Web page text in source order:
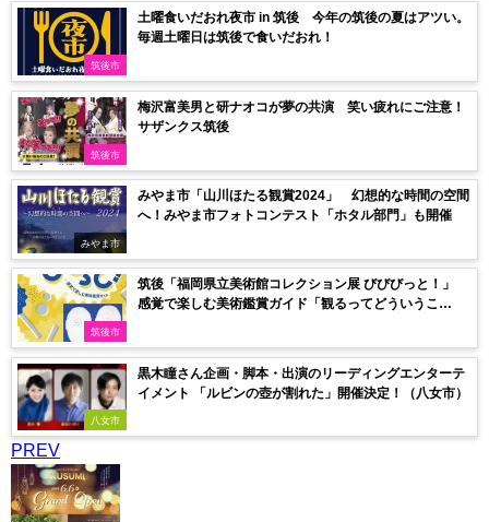
筑後市
土曜食いだおれ夜市 in 筑後 今年の筑後の夏はアツい。
毎週土曜日は筑後で食いだおれ！
筑後市
梅沢富美男と研ナオコが夢の共演 笑い疲れにご注意！
サザンクス筑後
みやま市
みやま市「山川ほたる観賞2024」 幻想的な時間の空間
へ！みやま市フォトコンテスト「ホタル部門」も開催
筑後市
筑後「福岡県立美術館コレクション展 びびびっと！」
感覚で楽しむ美術鑑賞ガイド「観るってどういうこ
八女市
黒木瞳さん企画・脚本・出演のリーディングエンターテ
イメント 「ルビンの壺が割れた」開催決定！（八女市）
PREV